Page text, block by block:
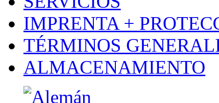
IMPRENTA +
TÉRMINOS
ALMACENAMIENTO